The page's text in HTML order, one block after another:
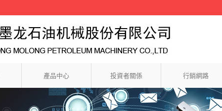
產品中心 投資者關係 行銷網路